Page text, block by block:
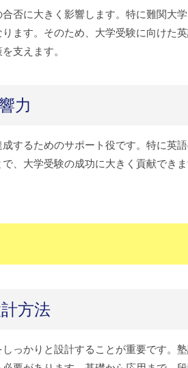
否に大きく影響します。特に難関大
ます。そのため、大学受験に向けた
支えます。
力
するためのサポート役です。特に英
、大学受験の成功に大きく貢献でき
方法
っかりと設計することが重要です。